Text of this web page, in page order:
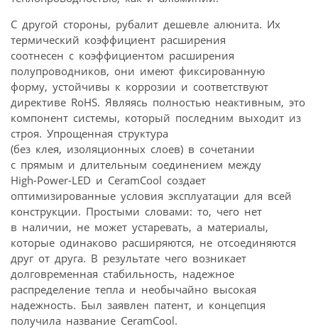
С другой стороны, рубалит дешевле алюнита. Их
термический коэффициент расширения
соотнесен с коэффициентом расширения
полупроводников, они имеют фиксированную
форму, устойчивы к коррозии и соответствуют
директиве RoHS. Являясь полностью неактивным, это
компонент системы, который последним выходит из
строя. Упрощенная структура
(без клея, изоляционных слоев) в сочетании
с прямым и длительным соединением между
High-Power-LED и CeramCool создает
оптимизированные условия эксплуатации для всей
конструкции. Простыми словами: то, чего нет
в наличии, не может устаревать, а материалы,
которые одинаково расширяются, не отсоединяются
друг от друга. В результате чего возникает
долговременная стабильность, надежное
распределение тепла и необычайно высокая
надежность. Был заявлен патент, и концепция
получила название CeramCool.